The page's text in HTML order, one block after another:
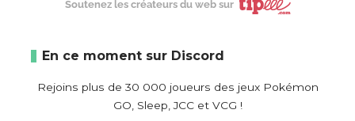
Soutenez les créateurs du web sur
En ce moment sur Discord
Rejoins plus de 30 000 joueurs des jeux Pokémon
GO, Sleep, JCC et VCG !